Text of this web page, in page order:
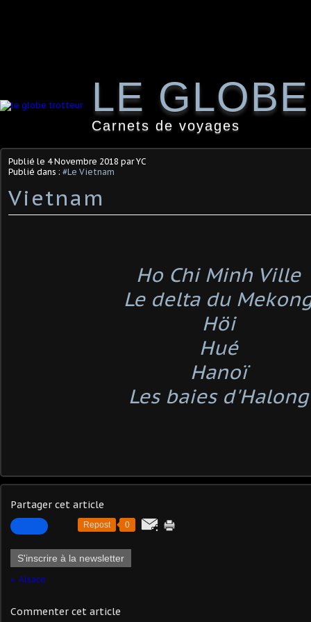
LE
Carnets de voyages
Publié le 4 Novembre 2018 par YC
Publié dans : #Le Vietnam
Vietnam
Ho Chi Minh Ville
Le delta du
Höi
Hué
Hanoï
Les baies d'Halong
Partager cet article
Repost 0
S'inscrire à la newsletter
Alsace
Commenter cet article